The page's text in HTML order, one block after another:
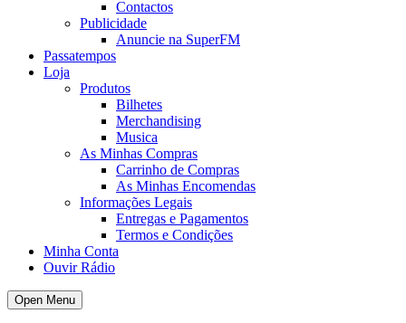
Contactos
Publicidade
Anuncie na SuperFM
Passatempos
Loja
Produtos
Bilhetes
Merchandising
Musica
As Minhas Compras
Carrinho de Compras
As Minhas Encomendas
Informações Legais
Entregas e Pagamentos
Termos e Condições
Minha Conta
Ouvir Rádio
Open Menu